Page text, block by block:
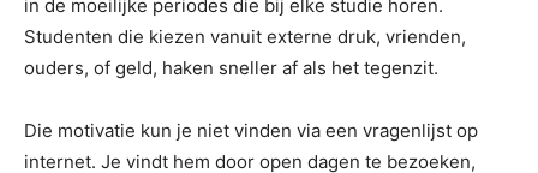
in de moeilijke periodes die bij elke studie horen.
Studenten die kiezen vanuit externe druk, vrienden,
ouders, of geld, haken sneller af als het tegenzit.
Die motivatie kun je niet vinden via een vragenlijst op
internet. Je vindt hem door open dagen te bezoeken,